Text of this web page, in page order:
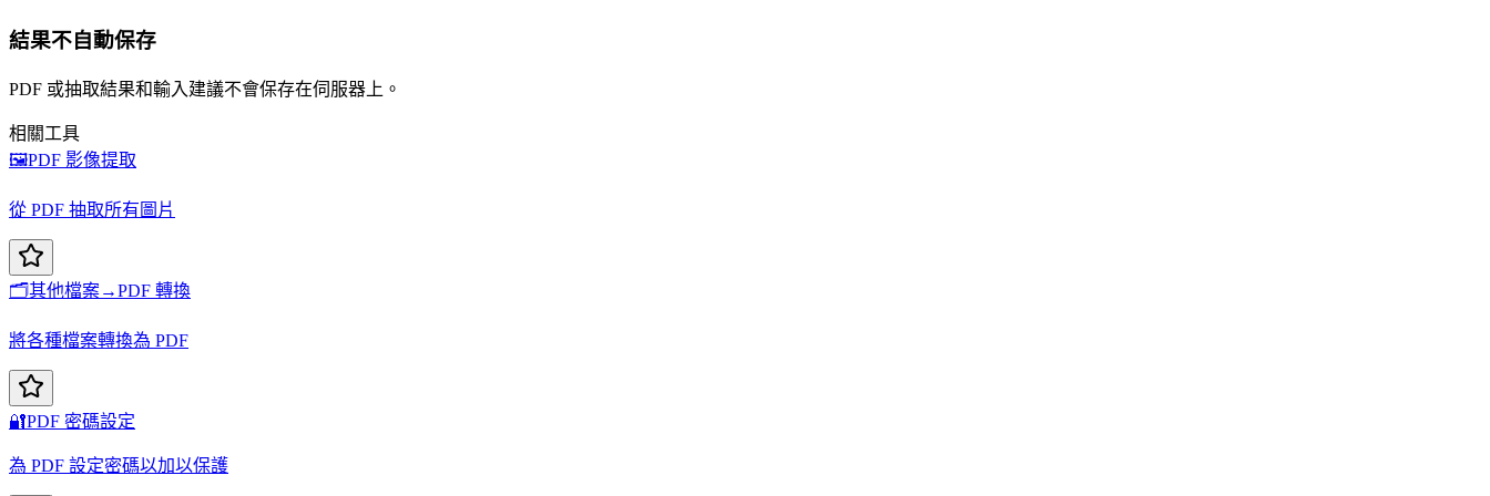
結果不自動保存
PDF 或抽取結果和輸入建議不會保存在伺服器上。
相關工具
🖼️PDF 影像提取
從 PDF 抽取所有圖片
🗂️其他檔案→PDF 轉換
將各種檔案轉換為 PDF
🔐PDF 密碼設定
為 PDF 設定密碼以加以保護